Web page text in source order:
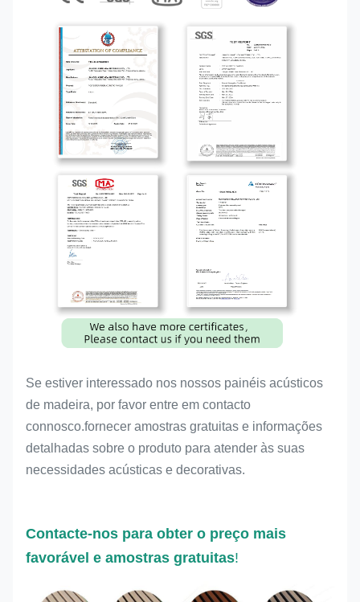
Se estiver interessado nos nossos painéis acústicos
de madeira, por favor entre em contacto
connosco.fornecer amostras gratuitas e informações
detalhadas sobre o produto para atender às suas
necessidades acústicas e decorativas.
Contacte-nos para obter o preço mais
favorável e amostras gratuitas!